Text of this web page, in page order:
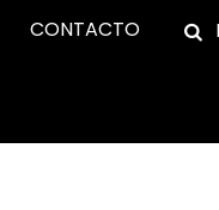
CONTACTO